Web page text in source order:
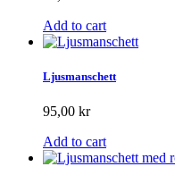
Add to cart
Ljusmanschett
95,00 kr
Add to cart